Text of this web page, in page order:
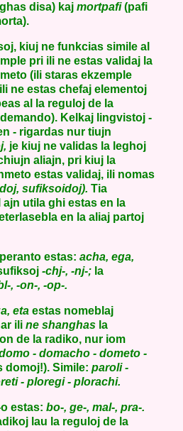
disa) kaj mortpafi(pafi
kiuj ne funkcias simile al
pri ili ne estas validaj la
(ili staras ekzemple
ne estas chefaj elementoj
al la reguloj de la
Kelkaj lingvistoj -
- rigardas nur tiujn
je kiuj ne validas la leghoj
aliajn, pri kiuj la
estas validaj, ili nomas
sufiksoidoj). Tia
utila ghi estas en la
en la aliaj partoj
estas: acha, ega,
-chj-, -nj-; la
, -on-, -op-.
eta estas nomeblaj
ili ne shanghas la
de la radiko, nur iom
- domacho - dometo -
domoj!). Simile: paroli -
- ploregi - plorachi.
estas: bo-, ge-, mal-, pra-.
lau la reguloj de la